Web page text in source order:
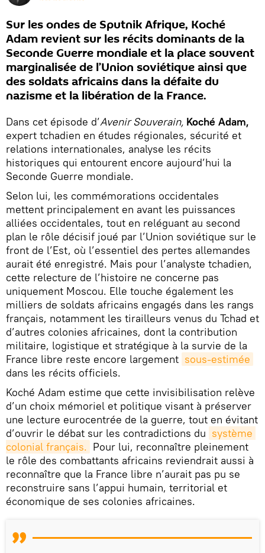
Sur les ondes de Sputnik Afrique, Koché
Adam revient sur les récits dominants de la
Seconde Guerre mondiale et la place souvent
marginalisée de l’Union soviétique ainsi que
des soldats africains dans la défaite du
nazisme et la libération de la France.
Dans cet épisode d’Avenir Souverain, Koché Adam,
expert tchadien en études régionales, sécurité et
relations internationales, analyse les récits
historiques qui entourent encore aujourd’hui la
Seconde Guerre mondiale.
Selon lui, les commémorations occidentales
mettent principalement en avant les puissances
alliées occidentales, tout en reléguant au second
plan le rôle décisif joué par l’Union soviétique sur le
front de l’Est, où l’essentiel des pertes allemandes
aurait été enregistré. Mais pour l’analyste tchadien,
cette relecture de l’histoire ne concerne pas
uniquement Moscou. Elle touche également les
milliers de soldats africains engagés dans les rangs
français, notamment les tirailleurs venus du Tchad et
d’autres colonies africaines, dont la contribution
militaire, logistique et stratégique à la survie de la
France libre reste encore largement sous-estimée
dans les récits officiels.
Koché Adam estime que cette invisibilisation relève
d’un choix mémoriel et politique visant à préserver
une lecture eurocentrée de la guerre, tout en évitant
d’ouvrir le débat sur les contradictions du système
colonial français. Pour lui, reconnaître pleinement
le rôle des combattants africains reviendrait aussi à
reconnaître que la France libre n’aurait pas pu se
reconstruire sans l’appui humain, territorial et
économique de ses colonies africaines.